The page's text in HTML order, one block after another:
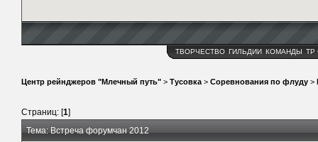
ТВОРЧЕСТВО ГИЛЬДИИ КОМАНДЫ ТР
Центр рейнджеров "Млечный путь" > Тусовка > Соревнования по флуду >
Страниц: [1]
Тема: Встреча форумчан 2012